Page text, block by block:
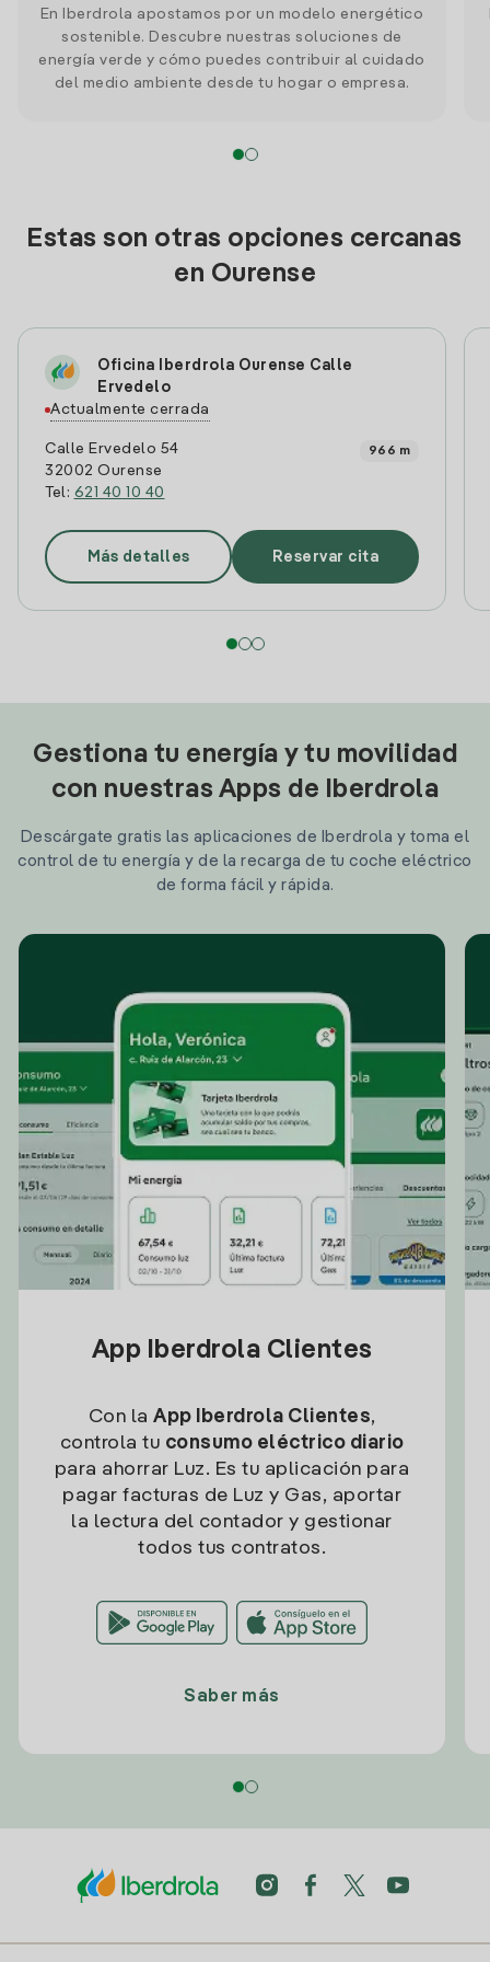
En Iberdrola apostamos por un modelo energético
sostenible. Descubre nuestras soluciones de
energía verde y cómo puedes contribuir al cuidado
del medio ambiente desde tu hogar o empresa.
Estas son otras opciones cercanas
en Ourense
Oficina Iberdrola Ourense Calle
Ervedelo
Actualmente cerrada
Calle Ervedelo 54
32002 Ourense
Tel: 621 40 10 40
966 m
Más detalles Reservar cita
Gestiona tu energía y tu movilidad
con nuestras Apps de Iberdrola
Descárgate gratis las aplicaciones de Iberdrola y toma el
control de tu energía y de la recarga de tu coche eléctrico
de forma fácil y rápida.
App Iberdrola Clientes
Con la App Iberdrola Clientes,
controla tu consumo eléctrico diario
para ahorrar Luz. Es tu aplicación para
pagar facturas de Luz y Gas, aportar
la lectura del contador y gestionar
todos tus contratos.
Saber más